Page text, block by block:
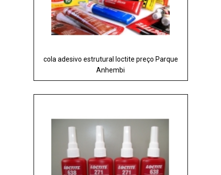
cola adesivo estrutural loctite preço Parque
Anhembi